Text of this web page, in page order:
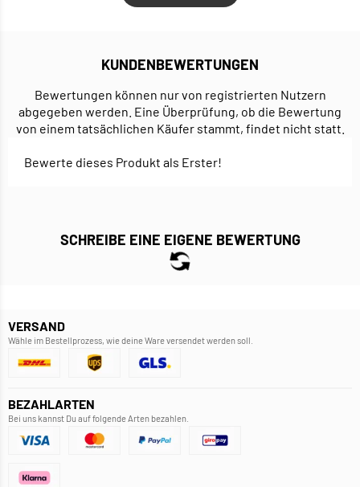
KUNDENBEWERTUNGEN
Bewertungen können nur von registrierten Nutzern
abgegeben werden. Eine Überprüfung, ob die Bewertung
von einem tatsächlichen Käufer stammt, findet nicht statt.
Bewerte dieses Produkt als Erster!
SCHREIBE EINE EIGENE BEWERTUNG
VERSAND
Wähle im Bestellprozess, wie deine Ware versendet werden soll.
BEZAHLARTEN
Bei uns kannst Du auf folgende Arten bezahlen.